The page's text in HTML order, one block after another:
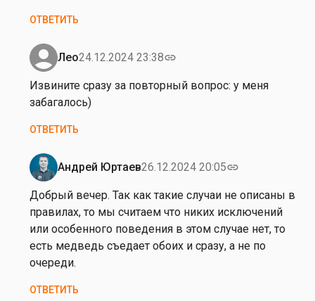
ОТВЕТИТЬ
Лео24.12.2024 23:38link
Ответ
на
А
д
е
й
,
д
о
б
р
ы
Извините сразу за повторный вопрос: у меня
забагалось)
ОТВЕТИТЬ
Андрей Юртаев26.12.2024 20:05link
Ответ
на
И
з
в
и
и
Добрый вечер. Так как такие случаи не описаны в
правилах, то мы считаем что никих исключений
или особенного поведения в этом случае нет, то
есть медведь съедает обоих и сразу, а не по
очереди.
ОТВЕТИТЬ